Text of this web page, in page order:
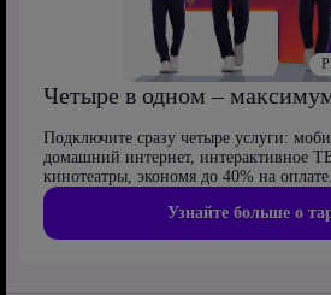
Четыре в одном –
Подключите сразу четыре услуги:
домашний интернет, интерактивное
кинотеатры, экономя до 40% на оплате.
Узнайте больше о